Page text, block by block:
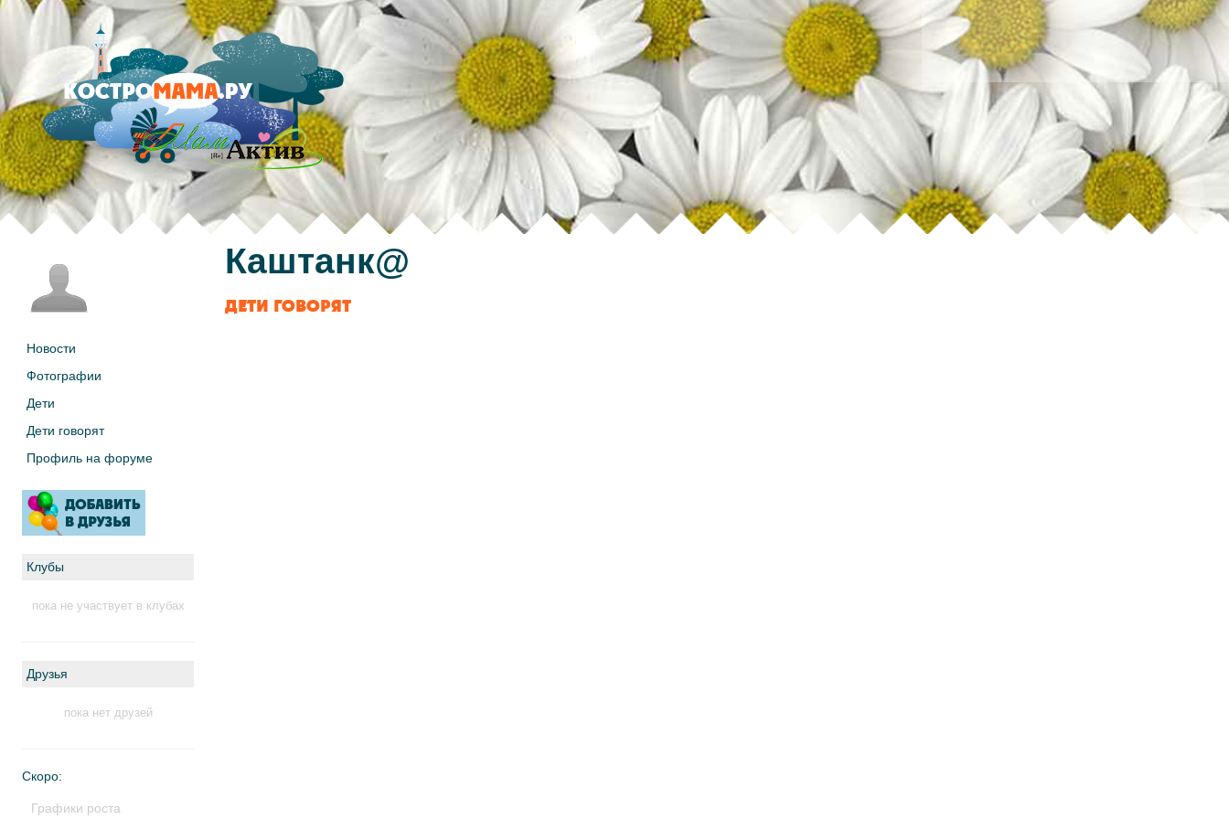
Новости
Фотографии
Дети
Дети говорят
Профиль на форуме
Клубы
пока не участвует в клубах
Друзья
пока нет друзей
Скоро:
Графики роста
Каштанк@
ДЕТИ ГОВОРЯТ